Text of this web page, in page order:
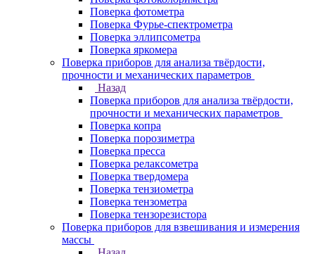
Поверка фотометра
Поверка Фурье-спектрометра
Поверка эллипсометра
Поверка яркомера
Поверка приборов для анализа твёрдости,
прочности и механических параметров
Назад
Поверка приборов для анализа твёрдости,
прочности и механических параметров
Поверка копра
Поверка порозиметра
Поверка пресса
Поверка релаксометра
Поверка твердомера
Поверка тензиометра
Поверка тензометра
Поверка тензорезистора
Поверка приборов для взвешивания и измерения
массы